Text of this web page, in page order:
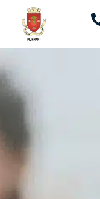
principal